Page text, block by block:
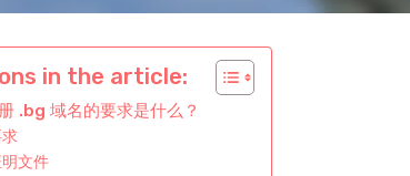
in the article:
.bg 域名的要求是什么？
文件